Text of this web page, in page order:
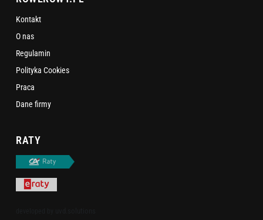
Kontakt
O nas
Regulamin
Polityka Cookies
Praca
Dane firmy
RATY